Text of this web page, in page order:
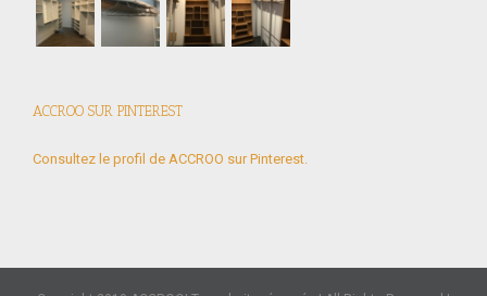
ACCROO SUR PINTEREST
Consultez le profil de ACCROO sur Pinterest.